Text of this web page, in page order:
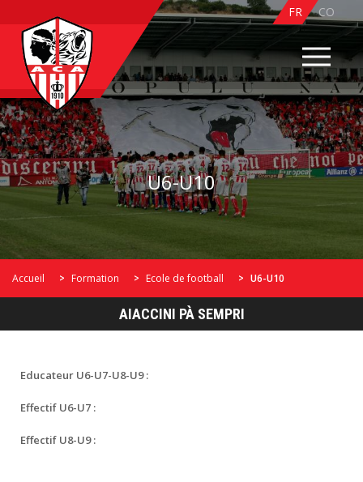
FR CO
U6-U10
Accueil Formation Ecole de football U6-U10
Educateur U6-U7-U8-U9 :
Effectif U6-U7 :
Effectif U8-U9 :